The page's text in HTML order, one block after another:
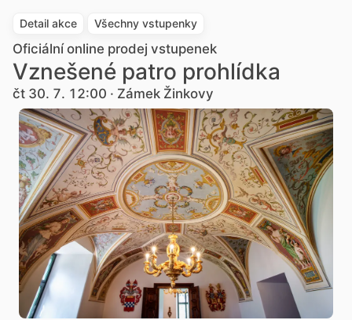
Detail akce Všechny vstupenky
Oficiální online prodej vstupenek
Vznešené patro prohlídka
čt 30. 7. 12:00 · Zámek Žinkovy